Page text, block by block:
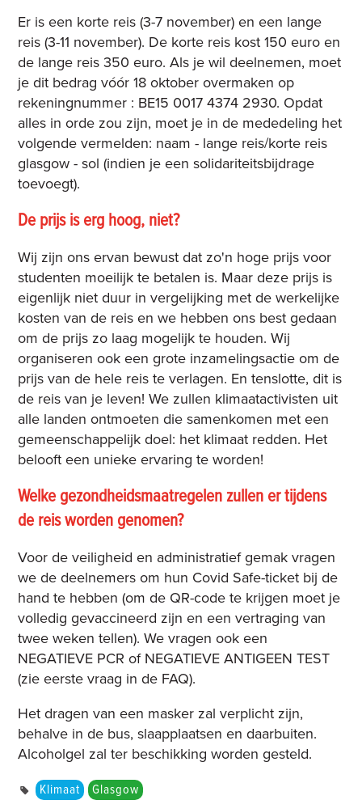
Er is een korte reis (3-7 november) en een lange
reis (3-11 november). De korte reis kost 150 euro en
de lange reis 350 euro. Als je wil deelnemen, moet
je dit bedrag vóór 18 oktober overmaken op
rekeningnummer : BE15 0017 4374 2930. Opdat
alles in orde zou zijn, moet je in de mededeling het
volgende vermelden: naam - lange reis/korte reis
glasgow - sol (indien je een solidariteitsbijdrage
toevoegt).
De prijs is erg hoog, niet?
Wij zijn ons ervan bewust dat zo'n hoge prijs voor
studenten moeilijk te betalen is. Maar deze prijs is
eigenlijk niet duur in vergelijking met de werkelijke
kosten van de reis en we hebben ons best gedaan
om de prijs zo laag mogelijk te houden. Wij
organiseren ook een grote inzamelingsactie om de
prijs van de hele reis te verlagen. En tenslotte, dit is
de reis van je leven! We zullen klimaatactivisten uit
alle landen ontmoeten die samenkomen met een
gemeenschappelijk doel: het klimaat redden. Het
belooft een unieke ervaring te worden!
Welke gezondheidsmaatregelen zullen er tijdens
de reis worden genomen?
Voor de veiligheid en administratief gemak vragen
we de deelnemers om hun Covid Safe-ticket bij de
hand te hebben (om de QR-code te krijgen moet je
volledig gevaccineerd zijn en een vertraging van
twee weken tellen). We vragen ook een
NEGATIEVE PCR of NEGATIEVE ANTIGEEN TEST
(zie eerste vraag in de FAQ).
Het dragen van een masker zal verplicht zijn,
behalve in de bus, slaapplaatsen en daarbuiten.
Alcoholgel zal ter beschikking worden gesteld.
Klimaat Glasgow